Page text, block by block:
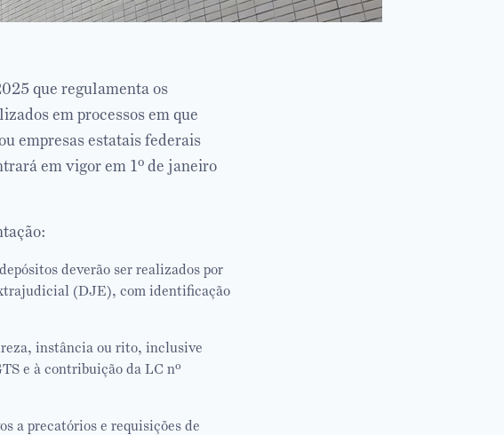
que regulamenta os
em processos em que
empresas estatais federais
em vigor em 1º de janeiro
deverão ser realizados por
(DJE), com identificação
instância ou rito, inclusive
e à contribuição da LC nº
a precatórios e requisições de